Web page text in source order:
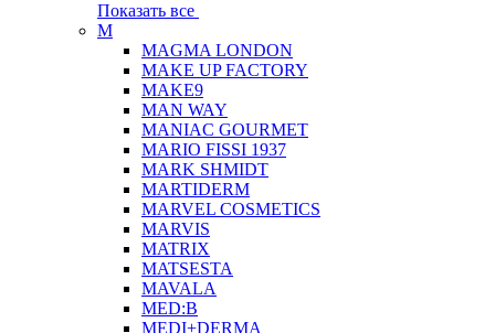
Показать все
M
MAGMA LONDON
MAKE UP FACTORY
MAKE9
MAN WAY
MANIAC GOURMET
MARIO FISSI 1937
MARK SHMIDT
MARTIDERM
MARVEL COSMETICS
MARVIS
MATRIX
MATSESTA
MAVALA
MED:B
MEDI+DERMA